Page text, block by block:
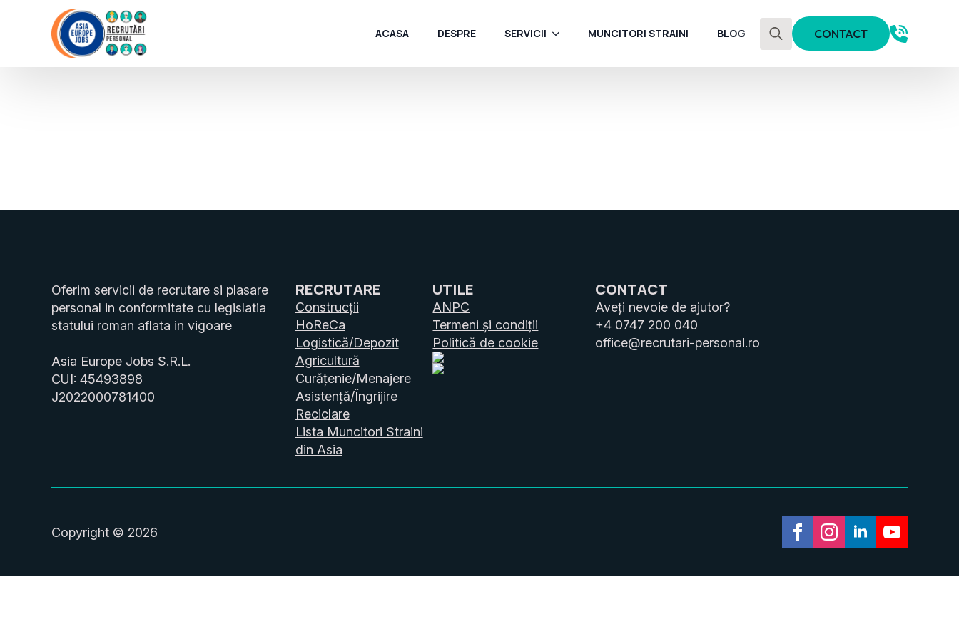
ACASA DESPRE SERVICII MUNCITORI STRAINI BLOG CONTACT
Oferim servicii de recrutare si plasare
personal in conformitate cu legislatia
statului roman aflata in vigoare
Asia Europe Jobs S.R.L.
CUI: 45493898
J2022000781400
RECRUTARE
Construcții
HoReCa
Logistică/Depozit
Agricultură
Curățenie/Menajere
Asistență/Îngrijire
Reciclare
Lista Muncitori Straini
din Asia
UTILE
ANPC
Termeni și condiții
Politică de cookie
CONTACT
Aveți nevoie de ajutor?
+4 0747 200 040
office@recrutari-personal.ro
Copyright © 2026